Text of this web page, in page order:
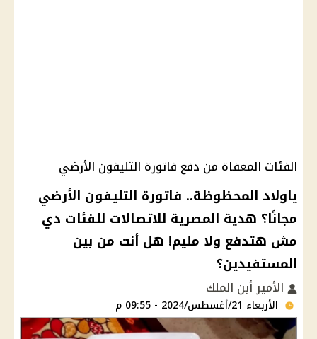
الفئات المعفاة من دفع فاتورة التليفون الأرضي
ياولاد المحظوظة.. فاتورة التليفون الأرضي
مجانًا؟ هدية المصرية للاتصالات للفئات دي
مش هتدفع ولا مليم! هل أنت من بين
المستفيدين؟
الأمير أبن الملك
الأربعاء 21/أغسطس/2024 - 09:55 م